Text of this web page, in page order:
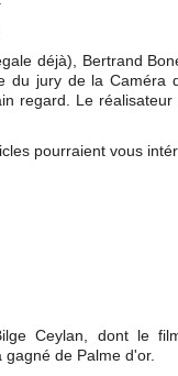
déjà), Bertrand
du jury de la Caméra
regard. Le
pourraient vous
Ceylan, dont le
de Palme d'or.